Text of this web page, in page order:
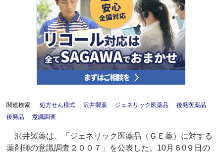
関連検索: 処方せん様式 沢井製薬 ジェネリック医薬品
後発医薬品
後発品
意識調査
沢井製薬は、「ジェネリック医薬品（ＧＥ薬）に対する
薬剤師の意識調査２００７」を公表した。10月６0９日の